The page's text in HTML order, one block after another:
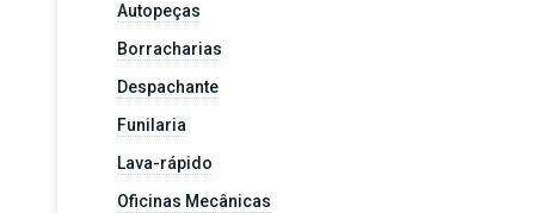
Autopeças
Borracharias
Despachante
Funilaria
Lava-rápido
Oficinas Mecânicas